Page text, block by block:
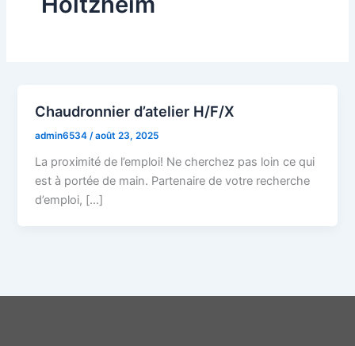
Chaudronnier d’atelier H/F/X
admin6534 /août 23, 2025
La proximité de l’emploi! Ne cherchez pas loin ce qui
est à portée de main. Partenaire de votre recherche
d’emploi, […]